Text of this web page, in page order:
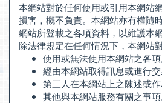
本網站對於任何使用或引用本網站
損害，概不負責。本網站亦有權隨
網站所登載之各項資料，以維護本
除法律規定在任何情況下，本網站
使用或無法使用本網站之各項
經由本網站取得訊息或進行交
第三人在本網站上之陳述或作
其他與本網站服務有關之事項